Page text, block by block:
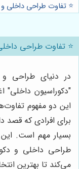
⭐️ تفاوت طراحی داخلی
⭐️ تفاوت طراحی
در دنیای طراحی
"دکوراسیون داخلی"
این دو مفهوم
برای افرادی که قصد
بسیار مهم است.
طراحی داخلی و
می‌کند تا بهترین